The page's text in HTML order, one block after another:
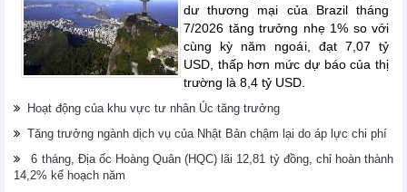
dư thương mại của Brazil tháng
7/2026 tăng trưởng nhẹ 1% so với
cùng kỳ năm ngoái, đạt 7,07 tỷ
USD, thấp hơn mức dự báo của thị
trường là 8,4 tỷ USD.
Hoạt động của khu vực tư nhân Úc tăng trưởng
Tăng trưởng ngành dịch vụ của Nhật Bản chậm lại do áp lực chi phí
6 tháng, Địa ốc Hoàng Quân (HQC) lãi 12,81 tỷ đồng, chỉ hoàn thành
14,2% kế hoạch năm